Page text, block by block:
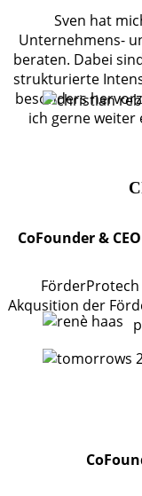
Sven hat
Unternehmens-
beraten. Dabei
strukturierte
besonders
ich gerne weiter
CoFounder &
Akqusition der